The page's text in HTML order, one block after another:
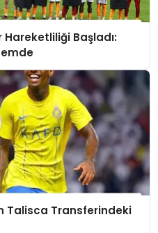
Başladı:
Talisca Transferindeki